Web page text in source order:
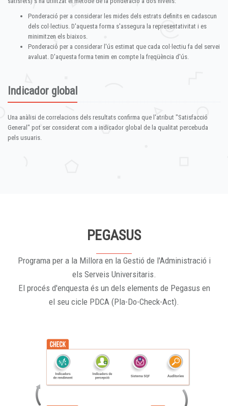
Ponderació per a considerar les mides dels estrats definits en cadascun
dels col·lectius. D'aquesta forma s'assegura la representativitat i es
minimitzen els biaixos.
Ponderació per a considerar l'ús estimat que cada col·lectiu fa del servei
avaluat. D'aquesta forma tenim en compte la freqüència d'ús.
Indicador global
Una anàlisi de correlacions dels resultats confirma que l'atribut "Satisfacció
General" pot ser considerat com a indicador global de la qualitat percebuda
pels usuaris.
PEGASUS
Programa per a la Millora en la Gestió de l'Administració i
els Serveis Universitaris.
El procés d'enquesta és un dels elements de Pegasus en
el seu cicle PDCA (Pla-Do-Check-Act).